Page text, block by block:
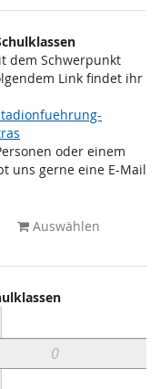
dem Schwerpunkt
Link findet ihr
oder einem
uns gerne eine E-Mail
Auswählen